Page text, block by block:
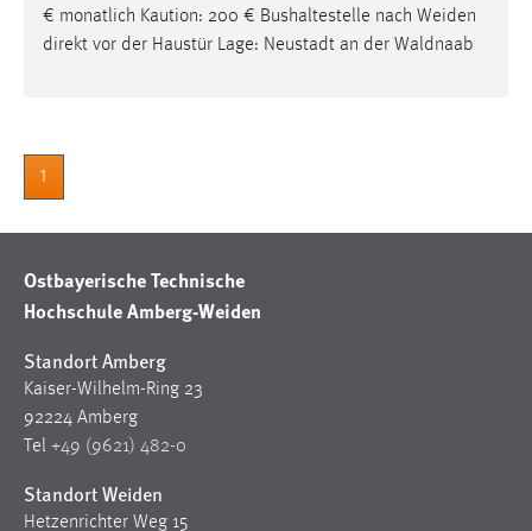
€ monatlich Kaution: 200 € Bushaltestelle nach Weiden
direkt vor der Haustür Lage: Neustadt an der Waldnaab
1
Ostbayerische Technische
Hochschule Amberg-Weiden
Standort Amberg
Kaiser-Wilhelm-Ring 23
92224 Amberg
Tel +49 (9621) 482-0
Standort Weiden
Hetzenrichter Weg 15
Name:
Anbieter:
Google Ireland Limited
Zweck:
Cookie Laufzeit: